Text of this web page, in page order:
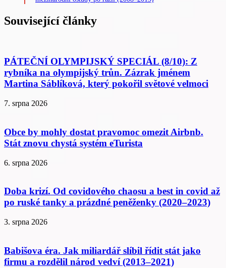
Související články
PÁTEČNÍ OLYMPIJSKÝ SPECIÁL (8/10): Z
rybníka na olympijský trůn. Zázrak jménem
Martina Sáblíková, který pokořil světové velmoci
7. srpna 2026
Obce by mohly dostat pravomoc omezit Airbnb.
Stát znovu chystá systém eTurista
6. srpna 2026
Doba krizí. Od covidového chaosu a best in covid až
po ruské tanky a prázdné peněženky (2020–2023)
3. srpna 2026
Babišova éra. Jak miliardář slíbil řídit stát jako
firmu a rozdělil národ vedví (2013–2021)